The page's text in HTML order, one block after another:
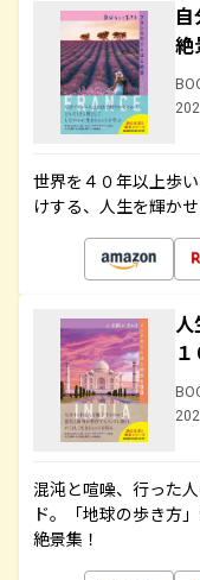
絶
世界を４０年以上歩
けする、人生を輝か
人
混沌と喧噪、行った
ド。「地球の歩き方
絶景集！